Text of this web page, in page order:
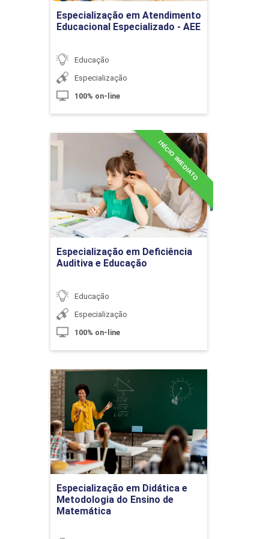
Pedagógicas Estadual e Municipal do
Ensino da Língua Portuguesa
Novos Espaços Educacionais e Novas
Abordagens para o Conhecimento
10h
10h
Itinerários Formativos
10h
Especialização em Atendimento
Educacional Especializado - AEE
Educação
Especialização
100% on-line
Especialização em Deficiência
Auditiva e Educação
INÍCIO IMEDIATO
Educação
Especialização
100% on-line
Especialização em
Deficiência Auditiva e
Educação
Detalhes do curso
Especialização em Didática e
Metodologia do Ensino de
Matemática
Especialização em Didática
e Metodologia do Ensino de
Matemática
Detalhes do curso